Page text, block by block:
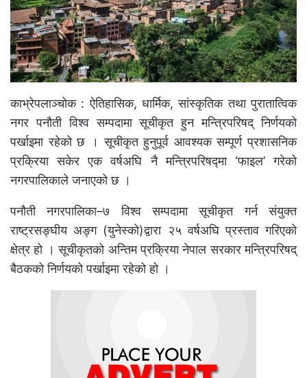
काभ्रेपलाञ्चोक : ऐतिहासिक, धार्मिक, सांस्कृतिक तथा पुरातात्विक
नगर पनौती विश्व सम्पदामा सूचीकृत हुन मन्त्रिपरिषद् निर्णयको
पर्खाइमा रहेको छ । सूचीकृत हुनुपूर्व आवश्यक सम्पूर्ण प्रशासनिक
प्रक्रिया सकेर एक वर्षअघि नै मन्त्रिपरिषद्मा ‘फाइल’ गरेको
नगरपालिकाले जनाएको छ ।
पनौती नगरपालिका–७ विश्व सम्पदामा सूचीकृत गर्न संयुक्त
राष्ट्रसङ्घीय अङ्ग (युनेस्को)द्वारा २५ वर्षअघि प्रस्ताव गरिएको
क्षेत्र हो । सूचीकृतको अन्तिम प्रक्रिया नेपाल सरकार मन्त्रिपरिषद्
बैठकको निर्णयको पर्खाइमा रहेको हो ।